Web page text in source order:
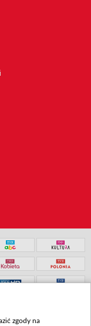
zgody na